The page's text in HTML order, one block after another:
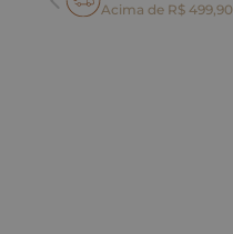
Acima de R$ 499,90